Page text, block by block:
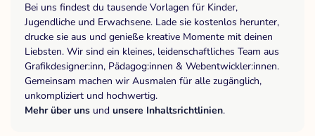
Bei uns findest du tausende Vorlagen für Kinder,
Jugendliche und Erwachsene. Lade sie kostenlos herunter,
drucke sie aus und genieße kreative Momente mit deinen
Liebsten. Wir sind ein kleines, leidenschaftliches Team aus
Grafikdesigner:inn, Pädagog:innen & Webentwickler:innen.
Gemeinsam machen wir Ausmalen für alle zugänglich,
unkompliziert und hochwertig.
Mehr über uns und unsere Inhaltsrichtlinien.